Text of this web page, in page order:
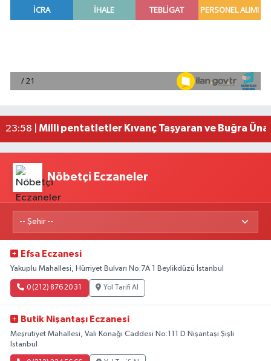
00:39 |
Mersin'de uyuşturucu operasyonunda 190
23:58 | Milli pentatletler Kıvanç Taşyaran ve Buğra
Nöbetçi Eczaneler
Efsa Eczanesi
Yakuplu Mahallesi, Hürriyet Bulvarı No:7A 1 Beylikdüzü İstanbul
0 (212) 876 20 31 Yol Tarifi Al
Butik Nişantaşı Eczanesi
Meşrutiyet Mahallesi, Vali Konağı Caddesi No:111 D Nişantaşı Şişli
İstanbul